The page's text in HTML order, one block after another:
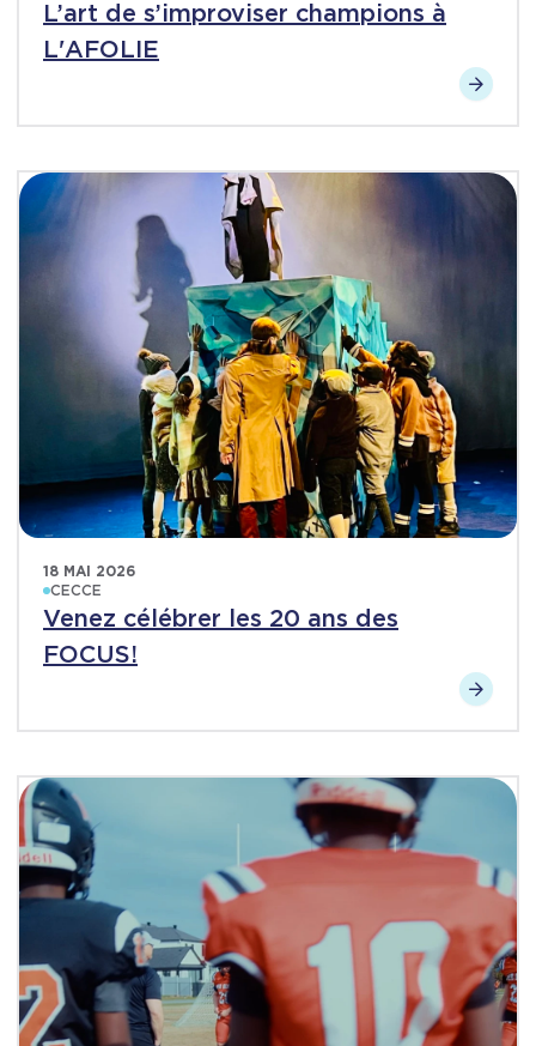
L’art de s’improviser champions à
L'AFOLIE
18 MAI 2026
CECCE
Venez célébrer les 20 ans des
FOCUS!